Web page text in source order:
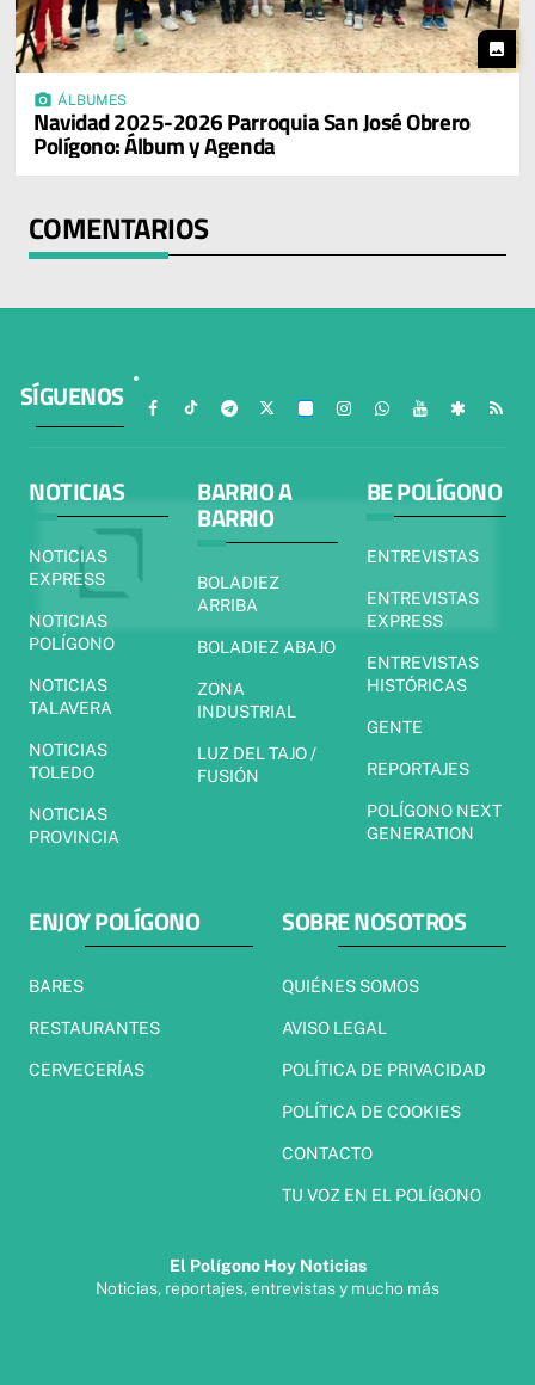
photo
photo_camera ÁLBUMES
Navidad 2025-2026 Parroquia San José Obrero
Polígono: Álbum y Agenda
COMENTARIOS
SÍGUENOS
NOTICIAS
NOTICIAS
EXPRESS
NOTICIAS
POLÍGONO
NOTICIAS
TALAVERA
NOTICIAS
TOLEDO
NOTICIAS
PROVINCIA
BARRIO A
BARRIO
BOLADIEZ
ARRIBA
BOLADIEZ ABAJO
ZONA
INDUSTRIAL
LUZ DEL TAJO /
FUSIÓN
BE POLÍGONO
ENTREVISTAS
ENTREVISTAS
EXPRESS
ENTREVISTAS
HISTÓRICAS
GENTE
REPORTAJES
POLÍGONO NEXT
GENERATION
ENJOY POLÍGONO
BARES
RESTAURANTES
CERVECERÍAS
SOBRE NOSOTROS
QUIÉNES SOMOS
AVISO LEGAL
POLÍTICA DE PRIVACIDAD
POLÍTICA DE COOKIES
CONTACTO
TU VOZ EN EL POLÍGONO
El Polígono Hoy Noticias
Noticias, reportajes, entrevistas y mucho más